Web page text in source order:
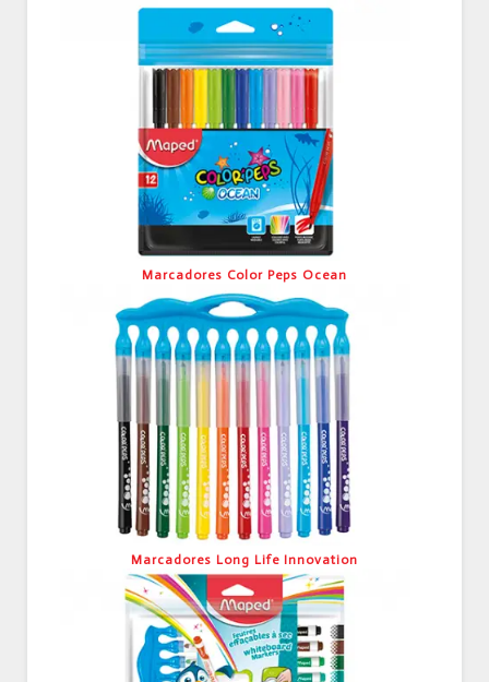
Marcadores Color Peps Ocean
Marcadores Long Life Innovation